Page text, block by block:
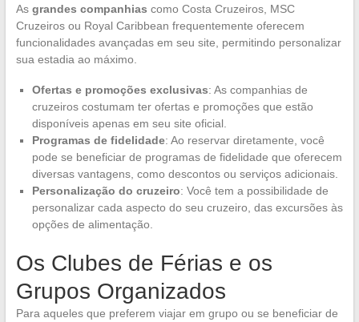
As grandes companhias como Costa Cruzeiros, MSC
Cruzeiros ou Royal Caribbean frequentemente oferecem
funcionalidades avançadas em seu site, permitindo personalizar
sua estadia ao máximo.
Ofertas e promoções exclusivas: As companhias de
cruzeiros costumam ter ofertas e promoções que estão
disponíveis apenas em seu site oficial.
Programas de fidelidade: Ao reservar diretamente, você
pode se beneficiar de programas de fidelidade que oferecem
diversas vantagens, como descontos ou serviços adicionais.
Personalização do cruzeiro: Você tem a possibilidade de
personalizar cada aspecto do seu cruzeiro, das excursões às
opções de alimentação.
Os Clubes de Férias e os
Grupos Organizados
Para aqueles que preferem viajar em grupo ou se beneficiar de